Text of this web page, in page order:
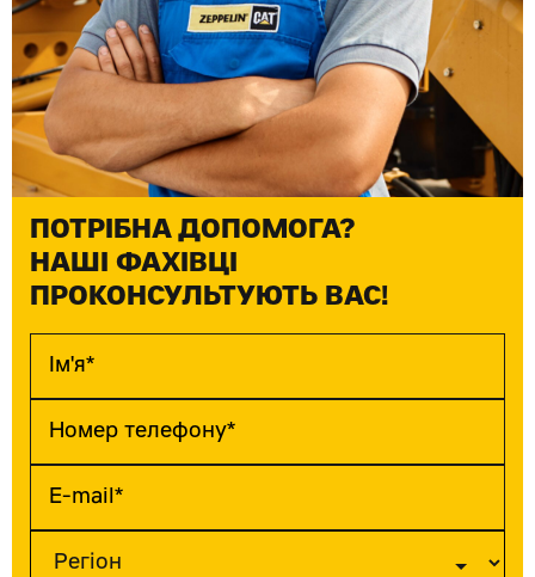
ПОТРІБНА ДОПОМОГА?
НАШІ ФАХІВЦІ
ПРОКОНСУЛЬТУЮТЬ ВАС!